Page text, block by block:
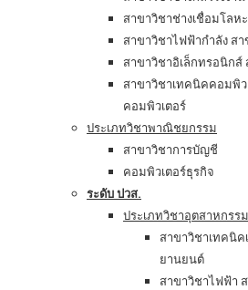
สาขาวิชาช่างเชื่อมโลห
สาขาวิชาไฟฟ้ากำลัง ส
สาขาวิชาอิเล็กทรอนิกส์
สาขาวิชาเทคนิคคอมพิ
คอมพิวเตอร์
ประเภทวิชาพาณิชยกรรม
สาขาวิชาการบัญชี
คอมพิวเตอร์ธุรกิจ
ระดับ ปวส.
ประเภทวิชาอุตสาหกรรม
สาขาวิชาเทคนิค
ยานยนต์
สาขาวิชาไฟฟ้า